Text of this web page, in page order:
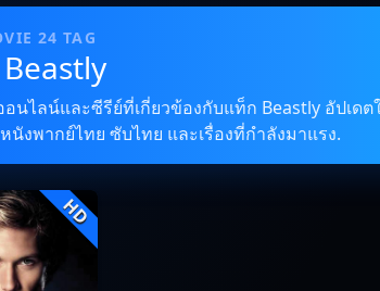
24 TAG
นไลน์และซีรีย์ที่เกี่ยวข้องกับแท็ก Beastly อัปเดต
นังพากย์ไทย ซับไทย และเรื่องที่กำลังมาแรง.
HD